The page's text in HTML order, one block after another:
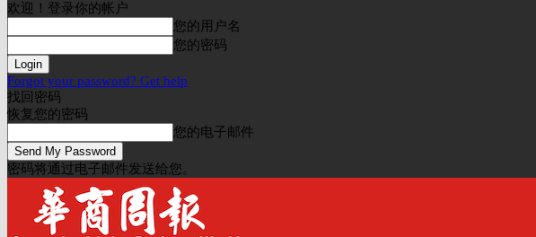
欢迎！登录你的帐户
您的用户名
您的密码
Forgot your password? Get help
找回密码
恢复您的密码
您的电子邮件
密码将通过电子邮件发送给您。